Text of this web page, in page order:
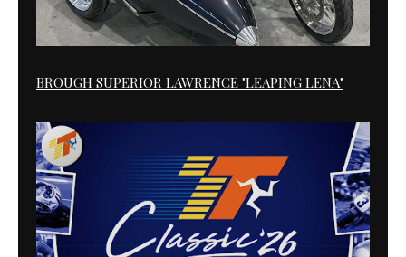
BROUGH SUPERIOR LAWRENCE "LEAPING LENA"